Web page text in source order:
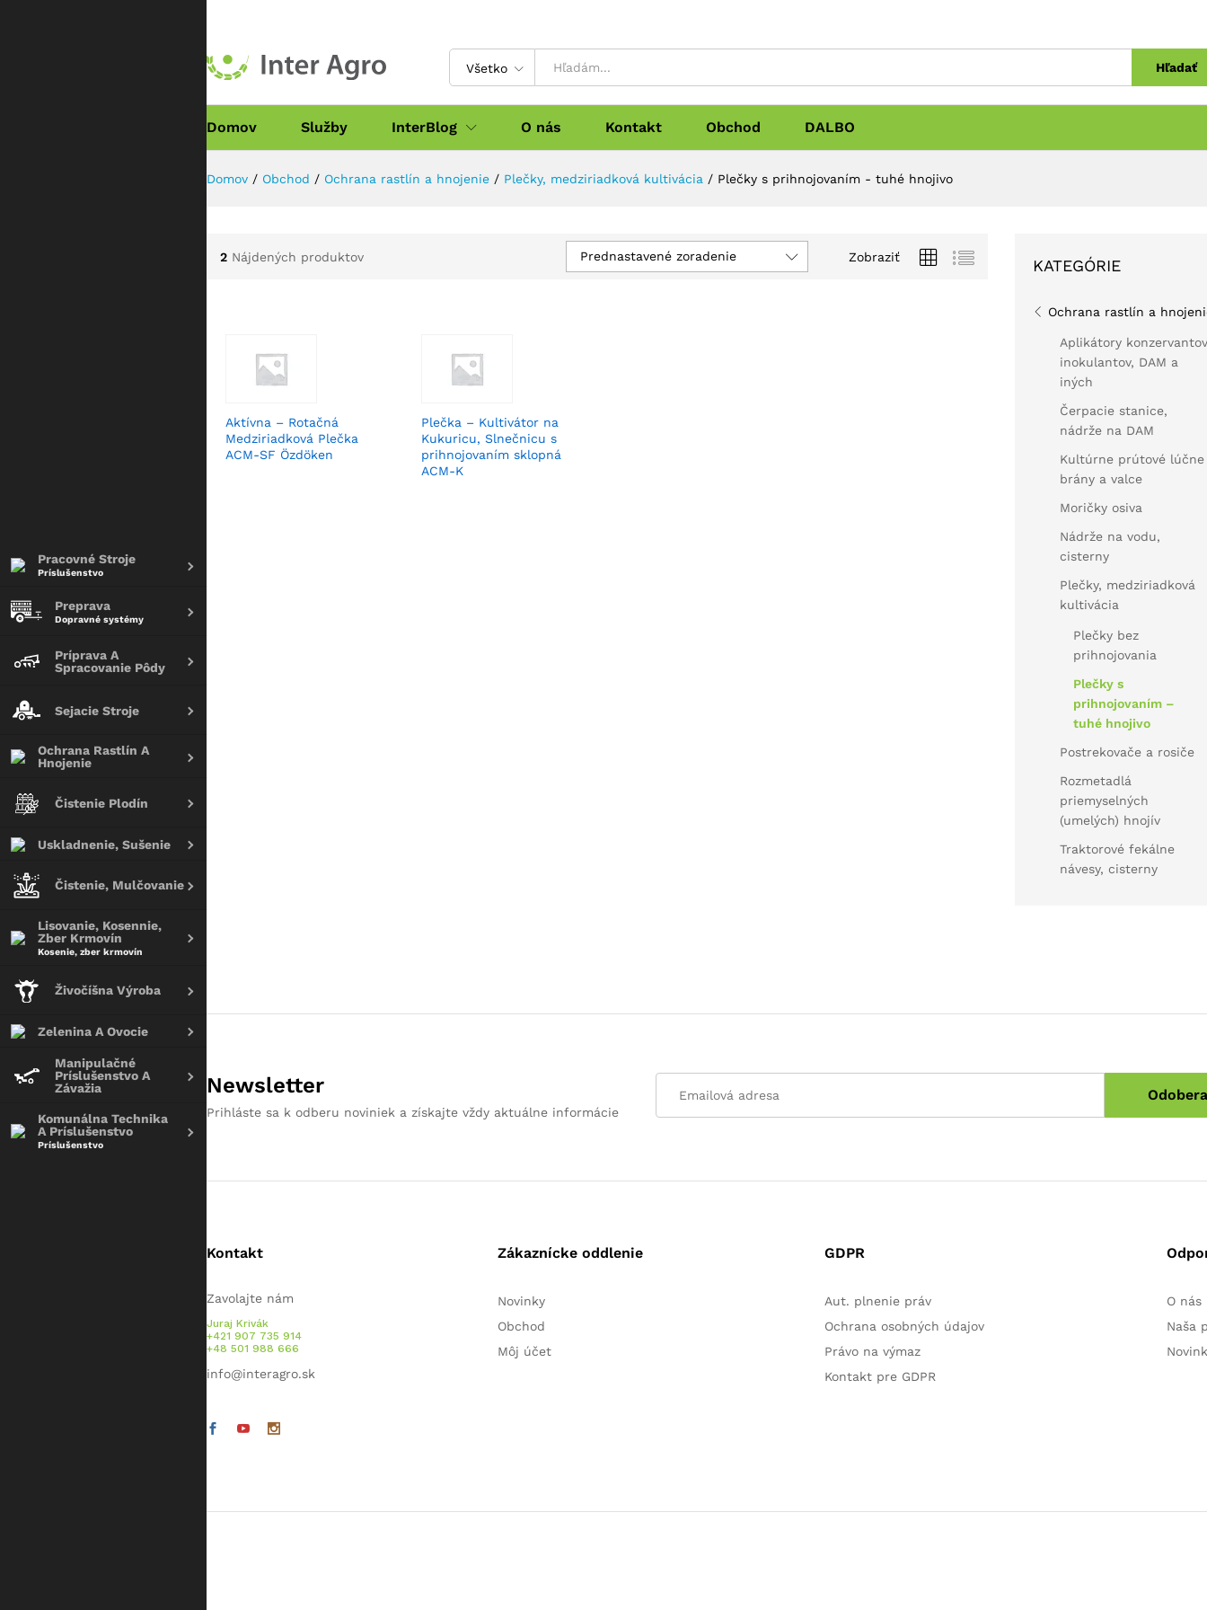
Pracovné Stroje
Príslušenstvo
Preprava
Dopravné systémy
Príprava A
Spracovanie Pôdy
Sejacie Stroje
Ochrana Rastlín A
Hnojenie
Čistenie Plodín
Uskladnenie, Sušenie
Čistenie, Mulčovanie
Lisovanie, Kosennie,
Zber Krmovín
Kosenie, zber krmovín
Živočíšna Výroba
Zelenina A Ovocie
Manipulačné
Príslušenstvo A
Závažia
Komunálna Technika
A Príslušenstvo
Príslušenstvo
Všetko Hľadať
Domov Služby InterBlog O nás Kontakt Obchod DALBO
Domov / Obchod / Ochrana rastlín a hnojenie / Plečky, medziriadková kultivácia / Plečky s prihnojovaním - tuhé hnojivo
2 Nájdených produktov Zobraziť
Prednastavené zoradenie
Aktívna – Rotačná
Medziriadková Plečka
ACM-SF Özdöken
Plečka – Kultivátor na
Kukuricu, Slnečnicu s
prihnojovaním sklopná
ACM-K
KATEGÓRIE
Ochrana rastlín a
Aplikátory
inokulantov, DAM a
iných
Čerpacie stanice,
nádrže na DAM
Kultúrne prútové lúčne
brány a valce
Moričky osiva
Nádrže na vodu,
cisterny
Plečky, medziriadková
kultivácia
Plečky bez
prihnojovania
Plečky s
prihnojovaním –
tuhé hnojivo
Postrekovače a rosiče
Rozmetadlá
priemyselných
(umelých) hnojív
Traktorové fekálne
návesy, cisterny
Newsletter
Prihláste sa k odberu noviniek a získajte vždy aktuálne informácie
Kontakt
Zavolajte nám
Juraj Krivák
+421 907 735 914
+48 501 988 666
info@interagro.sk
Zákaznícke oddlenie
Novinky
Obchod
Môj účet
GDPR
Aut. plnenie práv
Ochrana osobných údajov
Právo na výmaz
Kontakt pre GDPR
O nás
Naša